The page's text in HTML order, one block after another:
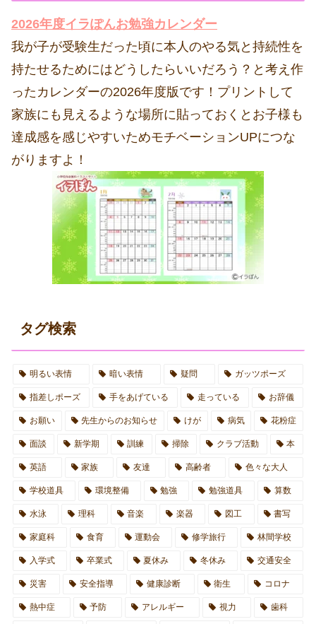
2026年度イラぽんお勉強カレンダー
我が子が受験生だった頃に本人のやる気と持続性を
持たせるためにはどうしたらいいだろう？と考え作
ったカレンダーの2026年度版です！プリントして
家族にも見えるような場所に貼っておくとお子様も
達成感を感じやすいためモチベーションUPにつな
がりますよ！
タグ検索
明るい表情 暗い表情 疑問 ガッツポーズ
指差しポーズ 手をあげている 走っている お辞儀
お願い 先生からのお知らせ けが 病気 花粉症
面談 新学期 訓練 掃除 クラブ活動 本
英語 家族 友達 高齢者 色々な大人
学校道具 環境整備 勉強 勉強道具 算数
水泳 理科 音楽 楽器 図工 書写
家庭科 食育 運動会 修学旅行 林間学校
入学式 卒業式 夏休み 冬休み 交通安全
災害 安全指導 健康診断 衛生 コロナ
熱中症 予防 アレルギー 視力 歯科